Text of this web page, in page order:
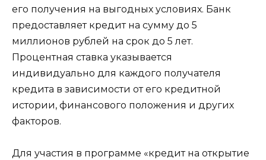
его получения на выгодных условиях. Банк
предоставляет кредит на сумму до 5
миллионов рублей на срок до 5 лет.
Процентная ставка указывается
индивидуально для каждого получателя
кредита в зависимости от его кредитной
истории, финансового положения и других
факторов.
Для участия в программе «кредит на открытие